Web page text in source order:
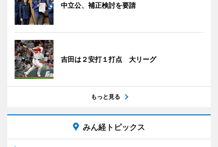
中立公、補正検討を要請
吉田は２安打１打点 大リーグ
もっと見る
みん経トピックス